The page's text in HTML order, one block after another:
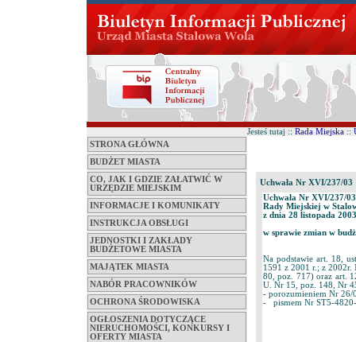
STRONA GŁÓWNA
BUDŻET MIASTA
CO, JAK I GDZIE ZAŁATWIĆ W
URZĘDZIE MIEJSKIM
INFORMACJE I KOMUNIKATY
INSTRUKCJA OBSŁUGI
JEDNOSTKI I ZAKŁADY
BUDŻETOWE MIASTA
MAJĄTEK MIASTA
NABÓR PRACOWNIKÓW
OCHRONA ŚRODOWISKA
OGŁOSZENIA DOTYCZĄCE
NIERUCHOMOŚCI, KONKURSY I
OFERTY MIASTA
Jesteś tutaj :: Rada Miejska ::
Uchwała Nr XVI/237/03
Uchwała Nr XVI/237/03
Rady Miejskiej w
z dnia 28 listopada
w sprawie zmian w
Na podstawie art. 18,
1591 z 2001 r.; z
80, poz. 717) oraz art.
U. Nr 15, poz. 148, Nr
- porozumieniem Nr 26/
- pismem Nr ST5-4820-